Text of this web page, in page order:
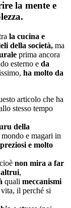
la mente e
la cucina e
della società, ma
prima ancora
esterno e da
ha molto da
articolo che ha
stesso tempo
della
e magari in
e molto
non mira a far
altrui,
quali meccanismi
il perché si